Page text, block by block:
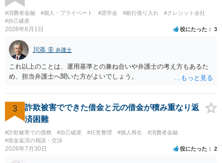
#消費者金融 #個人・プライベート #奨学金 #銀行借り入れ
#クレジット会社
#自己破産
2026年8月1日 役にたった 3
川添 圭 弁護士
これ以上のことは、運用基準との兼ね合いや弁護士の考え方もあるた
め、担当弁護士へ聞いた方がよいでしょう。
3
詐欺被害でできた借金と元の借金が積み重なり返
済困難
#詐欺被害での債務 #自己破産 #任意整理 #個人再生
#消費者金融
#借金返済の相談・交渉
2026年7月30日 役にたった 2